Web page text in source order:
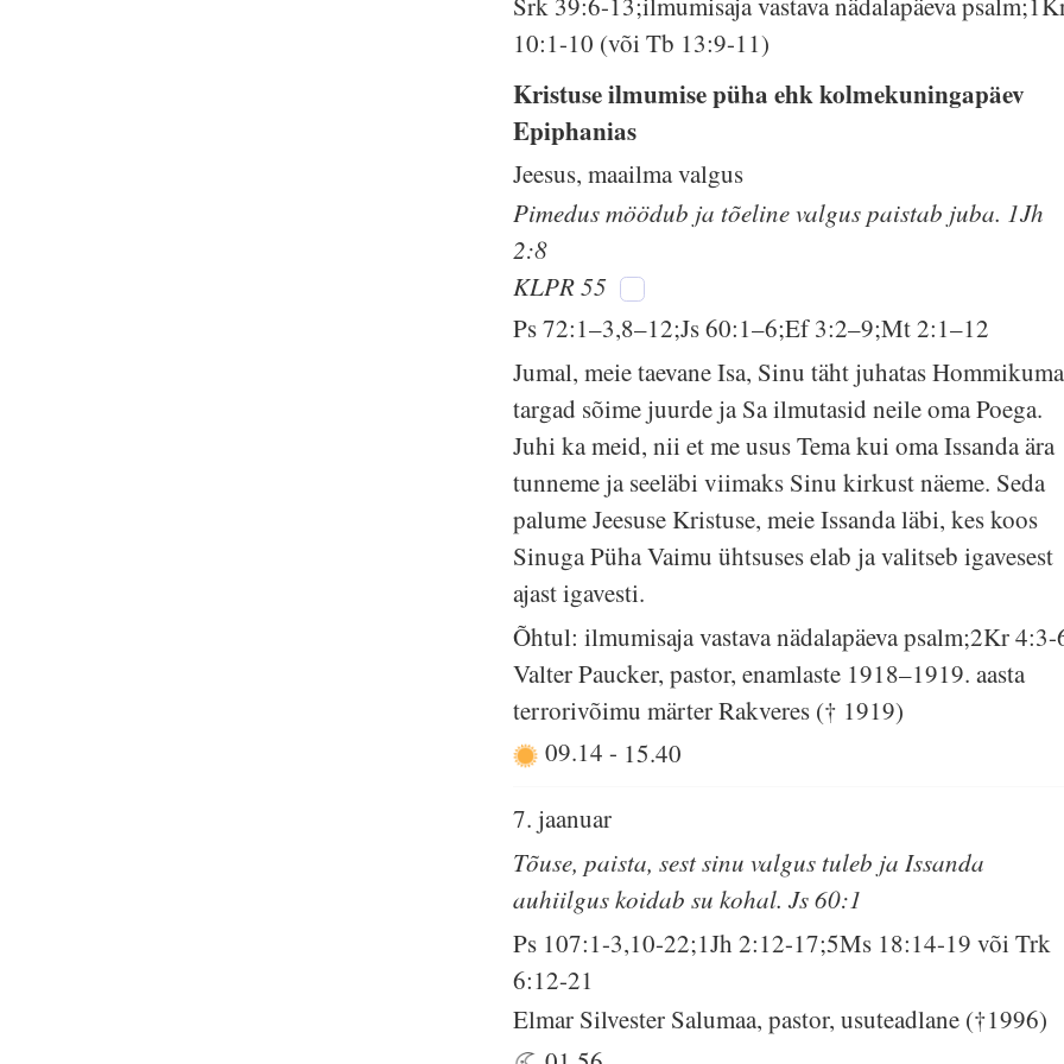
10:1-10 (või Tb 13:9-11)
Kristuse ilmumise püha ehk kolmekuningapäev
Epiphanias
Jeesus, maailma valgus
Pimedus möödub ja tõeline valgus paistab juba. 1Jh
2:8
KLPR 55
Ps 72:1–3,8–12;Js 60:1–6;Ef 3:2–9;Mt 2:1–12
Jumal, meie taevane Isa, Sinu täht juhatas
targad sõime juurde ja Sa ilmutasid neile oma Poega.
Juhi ka meid, nii et me usus Tema kui oma Issanda ära
tunneme ja seeläbi viimaks Sinu kirkust näeme. Seda
palume Jeesuse Kristuse, meie Issanda läbi, kes koos
Sinuga Püha Vaimu ühtsuses elab ja valitseb igavesest
ajast igavesti.
Õhtul: ilmumisaja vastava nädalapäeva psalm;2Kr 4:3-
Valter Paucker, pastor, enamlaste 1918–1919. aasta
terrorivõimu märter Rakveres († 1919)
09.14- 15.40
7. jaanuar
Tõuse, paista, sest sinu valgus tuleb ja Issanda
auhiilgus koidab su kohal. Js 60:1
Ps 107:1-3,10-22;1Jh 2:12-17;5Ms 18:14-19 või Trk
6:12-21
Elmar Silvester Salumaa, pastor, usuteadlane (†1996)